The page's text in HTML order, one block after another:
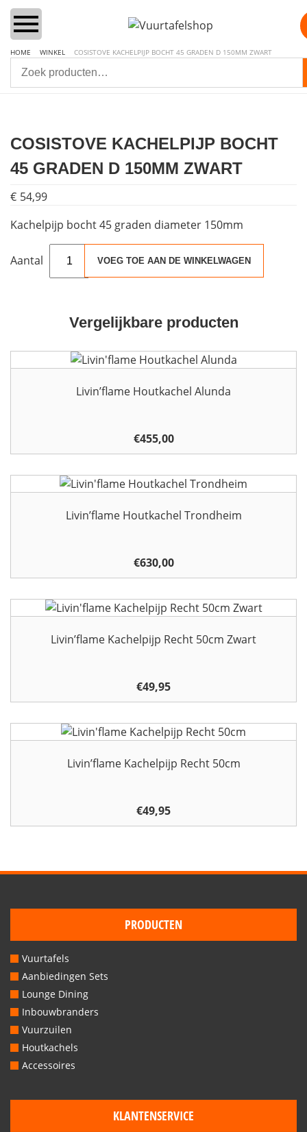
Vuurtafels
Aanbiedingen Sets
Inbouwbranders
Houtkachels
Accessoires
HOME WINKEL COSISTOVE KACHELPIJP BOCHT 45 GRADEN D 150MM ZWART
COSISTOVE KACHELPIJP BOCHT
45 GRADEN D 150MM ZWART
€ 54,99
Kachelpijp bocht 45 graden diameter 150mm
Kachelpijp
graden
150mm
Zwart
aantal
VOEG TOE AAN DE WINKELWAGEN
Vergelijkbare producten
Livin’flame Houtkachel Alunda
€455,00
Livin’flame Houtkachel Trondheim
€630,00
Livin’flame Kachelpijp Recht 50cm Zwart
€49,95
Livin’flame Kachelpijp Recht 50cm
€49,95
PRODUCTEN
Vuurtafels
Aanbiedingen Sets
Lounge Dining
Inbouwbranders
Vuurzuilen
Houtkachels
Accessoires
KLANTENSERVICE